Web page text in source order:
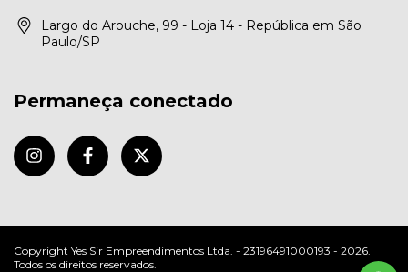
Largo do Arouche, 99 - Loja 14 - República em São
Paulo/SP
Permaneça conectado
Copyright Yes Sir Empreendimentos Ltda. - 23196491000193 - 2026.
Todos os direitos reservados.